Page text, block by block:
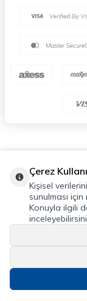
T-Soft
Çerez
Kişisel
sunulması
Konuyla ilgili